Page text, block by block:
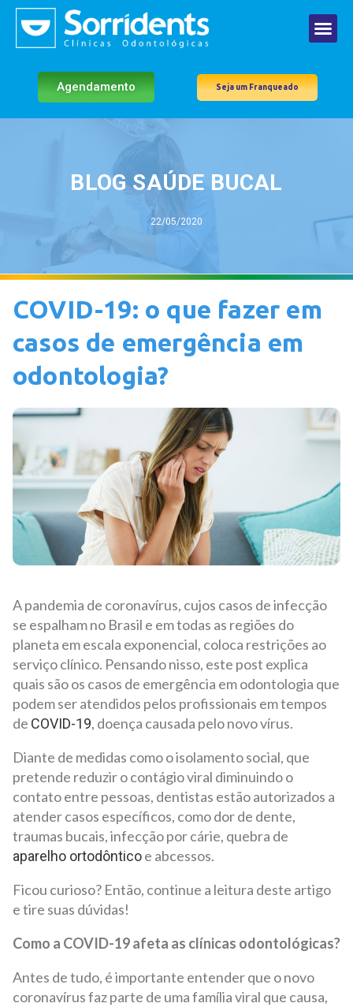
Agendamento Seja um Franqueado
BLOG SAÚDE BUCAL
22/05/2020
COVID-19: o que fazer em
casos de emergência em
odontologia?
A pandemia de coronavírus, cujos casos de infecção
se espalham no Brasil e em todas as regiões do
planeta em escala exponencial, coloca restrições ao
serviço clínico. Pensando nisso, este post explica
quais são os casos de emergência em odontologia que
podem ser atendidos pelos profissionais em tempos
de COVID-19, doença causada pelo novo vírus.
Diante de medidas como o isolamento social, que
pretende reduzir o contágio viral diminuindo o
contato entre pessoas, dentistas estão autorizados a
atender casos específicos, como dor de dente,
traumas bucais, infecção por cárie, quebra de
aparelho ortodônticoe abcessos.
Ficou curioso? Então, continue a leitura deste artigo
e tire suas dúvidas!
Como a COVID-19 afeta as clínicas odontológicas?
Antes de tudo, é importante entender que o novo
coronavírus faz parte de uma família viral que causa,